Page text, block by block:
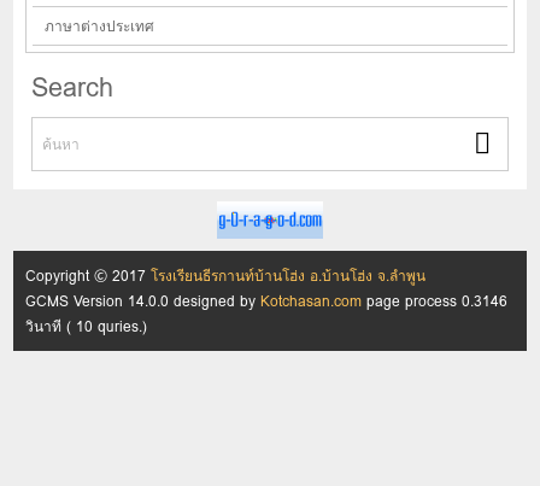
ภาษาต่างประเทศ
Search
Copyright © 2017โรงเรียนธีรกานท์บ้านโฮ่ง อ.บ้านโฮ่ง จ.ลำพูน
GCMS Version 14.0.0 designed byKotchasan.com page process0.3146
วินาที ( 10 quries.)